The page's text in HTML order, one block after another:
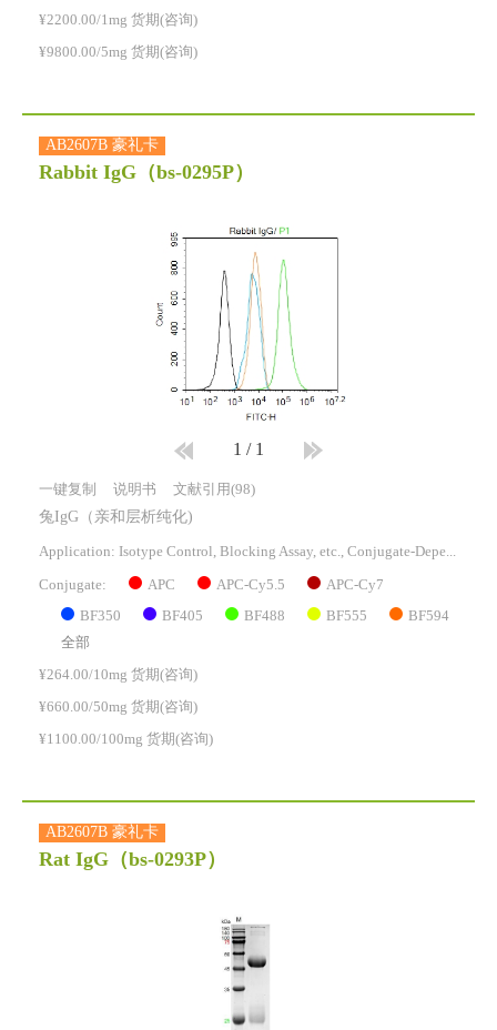
¥2200.00/1mg 货期(咨询)
¥9800.00/5mg 货期(咨询)
AB2607B 豪礼卡
Rabbit IgG （bs-0295P）
1 / 1
一键复制 说明书 文献引用(98)
兔IgG（亲和层析纯化)
Application: Isotype Control, Blocking Assay, etc., Conjugate-Dependent.
Conjugate: APC APC-Cy5.5 APC-Cy7
BF350 BF405 BF488 BF555
BF594
全部
¥264.00/10mg 货期(咨询)
¥660.00/50mg 货期(咨询)
¥1100.00/100mg 货期(咨询)
AB2607B 豪礼卡
Rat IgG （bs-0293P）